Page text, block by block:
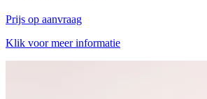
Prijs op aanvraag
Klik voor meer informatie